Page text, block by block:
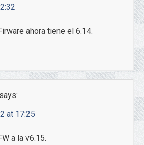
ahora tiene el 6.14.
says:
at 17:25
a la v6.15.